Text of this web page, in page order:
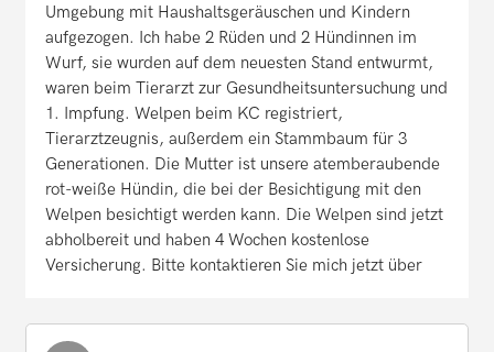
Umgebung mit Haushaltsgeräuschen und Kindern
aufgezogen. Ich habe 2 Rüden und 2 Hündinnen im
Wurf, sie wurden auf dem neuesten Stand entwurmt,
waren beim Tierarzt zur Gesundheitsuntersuchung und
1. Impfung. Welpen beim KC registriert,
Tierarztzeugnis, außerdem ein Stammbaum für 3
Generationen. Die Mutter ist unsere atemberaubende
rot-weiße Hündin, die bei der Besichtigung mit den
Welpen besichtigt werden kann. Die Welpen sind jetzt
abholbereit und haben 4 Wochen kostenlose
Versicherung. Bitte kontaktieren Sie mich jetzt über